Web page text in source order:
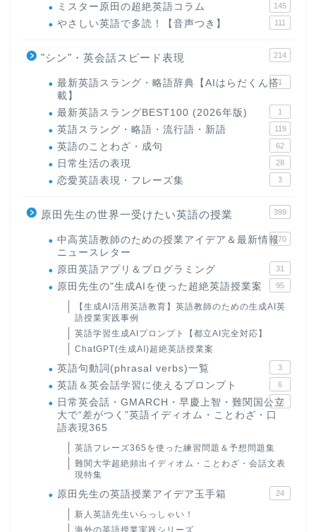
ミスター原田の超絶英語コラム 145
やさしい英語で多読！【音声つき】 111
"シン"・英会話スピード表現 214
最新英語スラング・略語辞典【AIはらだくん搭
載】
1
最新英語スラングBEST100 (2026年版) 1
英語スラング・略語・流行語・新語 119
英語のことわざ・成句 62
日常生活の表現 28
恋愛英語表現・フレーズ集 3
原田先生の世界一受けたい英語の授業 399
中高英語教師のための授業アイデア＆最新情報
ニュースレター
170
原田英語アプリ＆プログラミング 31
原田先生の"生成AIを使った超絶英語授業案 95
【生成AI活用英語教育】英語教師のための生成AI英
語授業実践事例
英語学習生成AIプロンプト【都立AI完全対応】
ChatGPT(生成AI)超絶英語授業案
英語句動詞(phrasal verbs)一覧 3
英語＆英会話学習に使えるプロンプト 6
日常英会話・GMARCH・早慶上智・難関国公立
大で“差がつく”英語イディオム・ことわざ・口
語表現365
22
英語フレーズ365を使った練習問題＆予想問題集
難関大学超絶頻出イディオム・ことわざ・会話文表
現特集
原田先生の英語授業アイデア玉手箱 24
新人英語先生いらっしゃい！
海外の英語授業実践シリーズ